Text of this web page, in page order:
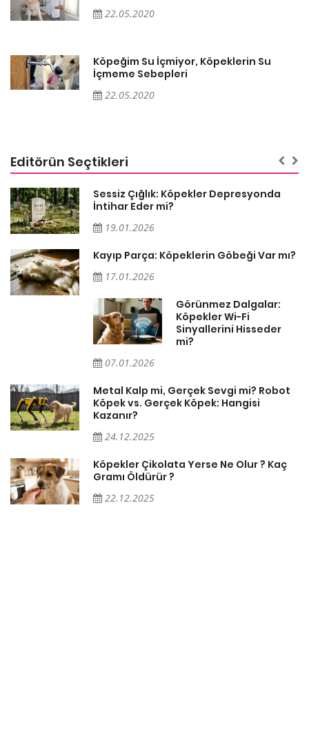
22.05.2020
Köpeğim Su İçmiyor, Köpeklerin Su
İçmeme Sebepleri
22.05.2020
Editörün Seçtikleri
Sessiz Çığlık: Köpekler Depresyonda
İntihar Eder mi?
19.01.2026
Kayıp Parça: Köpeklerin Göbeği Var mı?
17.01.2026
Görünmez Dalgalar:
Köpekler Wi-Fi
Sinyallerini Hisseder
mi?
07.01.2026
Metal Kalp mi, Gerçek Sevgi mi? Robot
Köpek vs. Gerçek Köpek: Hangisi
Kazanır?
24.12.2025
Köpekler Çikolata Yerse Ne Olur ? Kaç
Gramı Öldürür ?
22.12.2025